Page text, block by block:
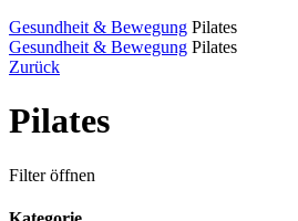
Gesundheit & Bewegung Pilates
Gesundheit & Bewegung Pilates
Zurück
Pilates
Filter öffnen